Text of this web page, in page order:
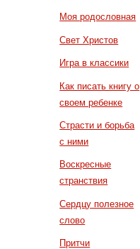
Моя родословная
Свет Христов
Игра в классики
Как писать книгу о
своем ребенке
Страсти и борьба
с ними
Воскресные
странствия
Сердцу полезное
слово
Притчи